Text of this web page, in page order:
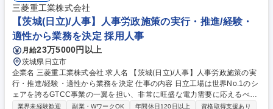
◆世界トップクラスシェアの最先端製品を扱い、生成AIの発展を支える最
前線でレゾナックの売上に大きく貢献できるポジションです。 募集職種 2
6052EL／半導体材料の品質保証／生成AI向け世界トップ級製品（茨城・
栃木）
三菱重工業株式会社
【茨城(日立)/人事】人事労政施策の実行・推進/経験・
適性から業務を決定 採用人事
月給23万5000円以上
茨城県日立市
企業名 三菱重工業株式会社 求人名 【茨城(日立)/人事】人事労政施策の実
行・推進/経験・適性から業務を決定 仕事の内容 日立工場は世界No.1のシ
ェアを誇るGTCC事業の一翼を担い、非常に旺盛な電力需要に応えるべく
更なる事業拡大に努めています。こうした背景から、HR部門でも業務を
業界未経験歓迎 副業・WワークOK 年間休日120日以上
資格取得支援あり